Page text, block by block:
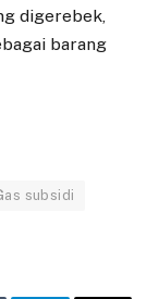
digerebek,
barang
subsidi